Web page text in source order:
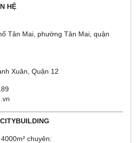
HỆ
Tân Mai, phường Tân Mai, quận
Xuân, Quận 12
chuyên: